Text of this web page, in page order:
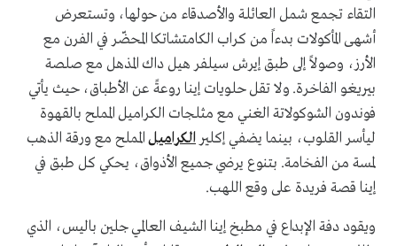
التقاء تجمع شمل العائلة والأصدقاء من حولها، وتستعرض
أشهى المأكولات بدءاً من كراب الكامتشاتكا المحضّر في الفرن مع
الأرز، وصولاً إلى طبق إيرش سيلفر هيل داك المذهل مع صلصة
بيريغو الفاخرة. ولا تقل حلويات إينا روعةً عن الأطباق، حيث يأتي
فوندون الشوكولاتة الغني مع مثلجات الكراميل المملح بالقهوة
ليأسر القلوب، بينما يضفي إكلير الكراميلالمملح مع ورقة الذهب
لمسة من الفخامة. بتنوع يرضي جميع الأذواق، يحكي كل طبق في
إينا قصة فريدة على وقع اللهب.
ويقود دفة الإبداع في مطبخ إينا الشيف العالمي جلين باليس، الذي